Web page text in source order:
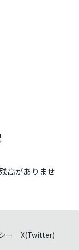
高がありませ
ー X(Twitter)